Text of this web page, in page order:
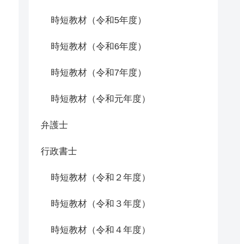
時短教材（令和5年度）
時短教材（令和6年度）
時短教材（令和7年度）
時短教材（令和元年度）
弁護士
行政書士
時短教材（令和２年度）
時短教材（令和３年度）
時短教材（令和４年度）